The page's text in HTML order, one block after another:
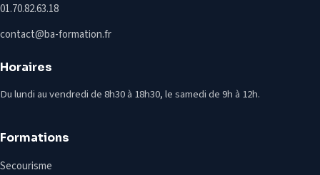
01.70.82.63.18
contact@ba-formation.fr
Horaires
Du lundi au vendredi de 8h30 à 18h30, le samedi de 9h à 12h.
Formations
Secourisme